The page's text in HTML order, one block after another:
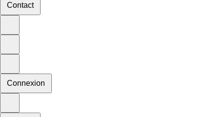
Contact
Connexion